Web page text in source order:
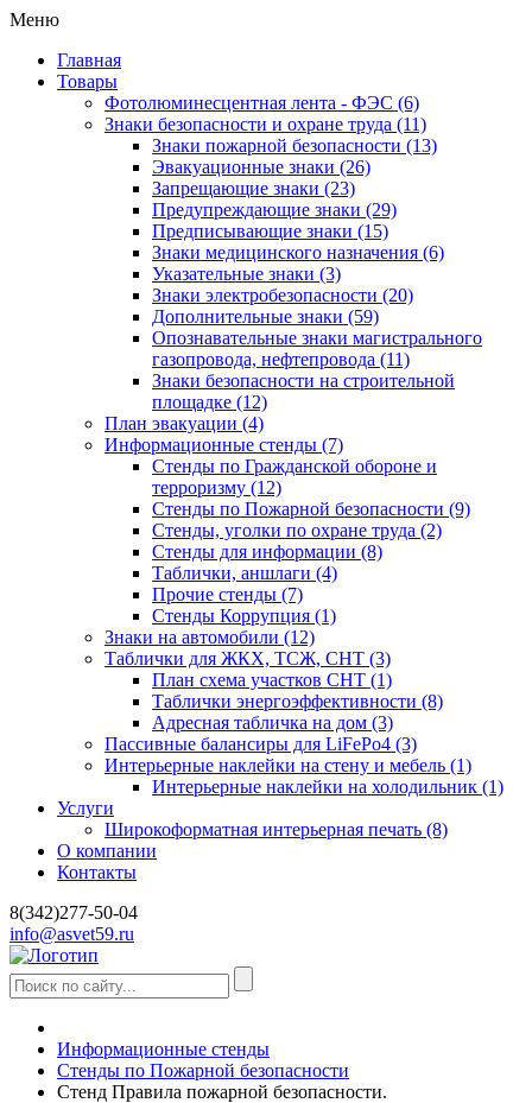
Меню
Главная
Товары
Фотолюминесцентная лента - ФЭС (6)
Знаки безопасности и охране труда (11)
Знаки пожарной безопасности (13)
Эвакуационные знаки (26)
Запрещающие знаки (23)
Предупреждающие знаки (29)
Предписывающие знаки (15)
Знаки медицинского назначения (6)
Указательные знаки (3)
Знаки электробезопасности (20)
Дополнительные знаки (59)
Опознавательные знаки магистрального
газопровода, нефтепровода (11)
Знаки безопасности на строительной
площадке (12)
План эвакуации (4)
Информационные стенды (7)
Стенды по Гражданской обороне и
терроризму (12)
Стенды по Пожарной безопасности (9)
Стенды, уголки по охране труда (2)
Стенды для информации (8)
Таблички, аншлаги (4)
Прочие стенды (7)
Стенды Коррупция (1)
Знаки на автомобили (12)
Таблички для ЖКХ, ТСЖ, СНТ (3)
План схема участков СНТ (1)
Таблички энергоэффективности (8)
Адресная табличка на дом (3)
Пассивные балансиры для LiFePo4 (3)
Интерьерные наклейки на стену и мебель (1)
Интерьерные наклейки на холодильник (1)
Услуги
Широкоформатная интерьерная печать (8)
О компании
Контакты
8(342)277-50-04
info@asvet59.ru
Информационные стенды
Стенды по Пожарной безопасности
Стенд Правила пожарной безопасности.